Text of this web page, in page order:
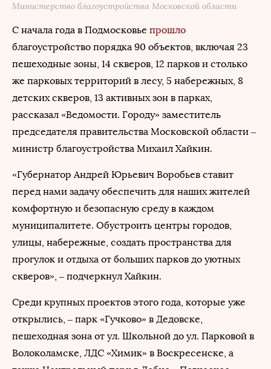
Министерство благоустройства Московской области
С начала года в Подмосковье прошло
благоустройство порядка 90 объектов, включая 23
пешеходные зоны, 14 скверов, 12 парков и столько
же парковых территорий в лесу, 5 набережных, 8
детских скверов, 13 активных зон в парках,
рассказал «Ведомости. Городу» заместитель
председателя правительства Московской области –
министр благоустройства Михаил Хайкин.
«Губернатор Андрей Юрьевич Воробьев ставит
перед нами задачу обеспечить для наших жителей
комфортную и безопасную среду в каждом
муниципалитете. Обустроить центры городов,
улицы, набережные, создать пространства для
прогулок и отдыха от больших парков до уютных
скверов», – подчеркнул Хайкин.
Среди крупных проектов этого года, которые уже
открылись, – парк «Гучково» в Дедовске,
пешеходная зона от ул. Школьной до ул. Парковой в
Волоколамске, ЛДС «Химик» в Воскресенске, а